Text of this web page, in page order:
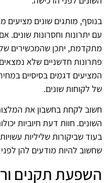
בנוסף, מותגים שונים
עם יתרונות וחסרונות שונים.
מתקדמת, יתכן שהמכשירים שלו
פתרונות חדשניים שלא
המציעים דגמים בסיסיים
של לקוחות שונים.
חשוב לקחת בחשבון את
השונים. חוות דעת חיוביות
בעוד שביקורות שליליות
שחשוב להיות מודעים להן
השפעת תקנים